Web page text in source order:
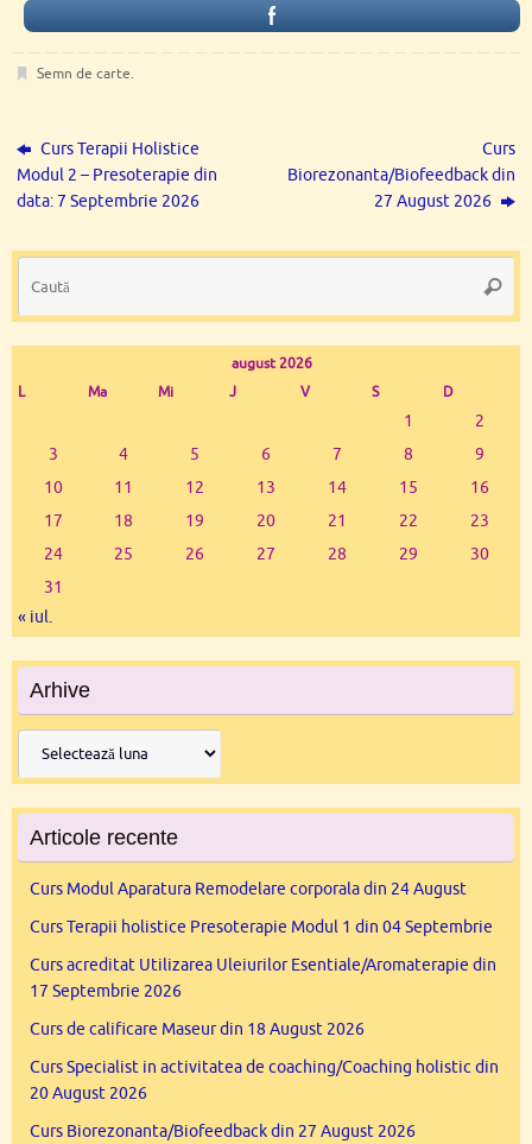
Semn de carte.
Curs Terapii Holistice
Modul 2 – Presoterapie din
data: 7 Septembrie 2026
Curs
Biorezonanta/Biofeedback din
27 August 2026
Caută
august 2026
L
Ma Mi J V S D
1
2
3
4 5 6 7 8
9
10
11 12 13 14 15
16
17
18 19 20 21 22
23
24
25 26 27 28 29
30
31
« iul.
Arhive
Articole recente
Curs Modul Aparatura Remodelare corporala din 24 August
Curs Terapii holistice Presoterapie Modul 1 din 04 Septembrie
Curs acreditat Utilizarea Uleiurilor Esentiale/Aromaterapie din
17 Septembrie 2026
Curs de calificare Maseur din 18 August 2026
Curs Specialist in activitatea de coaching/Coaching holistic din
20 August 2026
Curs Biorezonanta/Biofeedback din 27 August 2026